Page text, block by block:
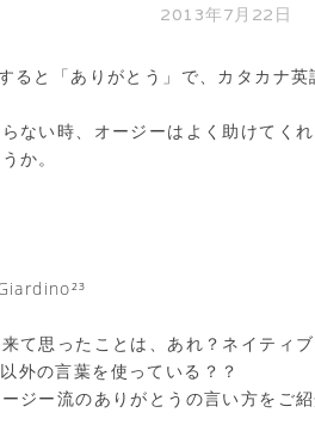
2013年7月22日
ると「ありがとう」で、カタカナ
ない時、オージーはよく助けてく
か。
て思ったことは、あれ？ネイティ
外の言葉を使っている？？
ジー流のありがとうの言い方をご紹